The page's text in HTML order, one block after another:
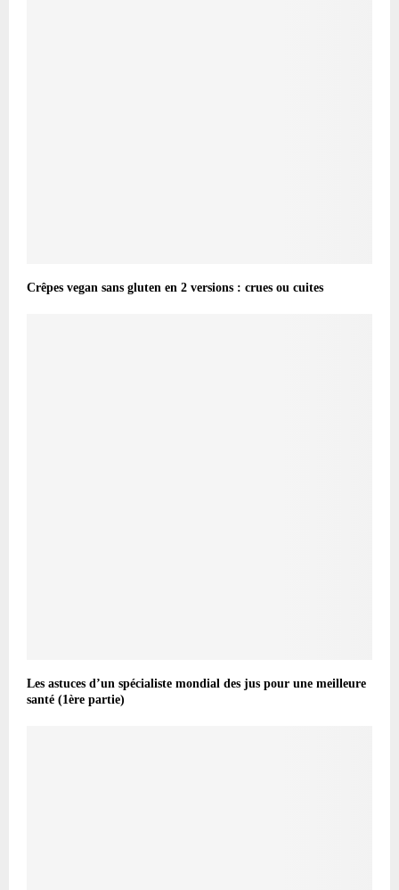
Crêpes vegan sans gluten en 2 versions : crues ou cuites
Les astuces d’un spécialiste mondial des jus pour une meilleure
santé (1ère partie)